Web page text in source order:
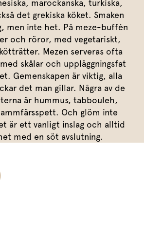
Marinad
Kryddsmör
Örtsalt & rub
Timjan
Oregano
Citronmeliss
Röd
Allt om sallat
Vårt sortiment
Våra färska örter
Vår sallat & gröna blad
Våra mikroörter & skott
Fixa vinägretten
Dressingen gör salladen
marockanska, turkiska,
det grekiska köket. Smaken
men inte het. På meze-buffén
och röror, med vegetariskt,
Mezen serveras ofta
skålar och uppläggningsfat
Gemenskapen är viktig, alla
det man gillar. Några av de
är hummus, tabbouleh,
Och glöm inte
är ett vanligt inslag och alltid
med en söt avslutning.